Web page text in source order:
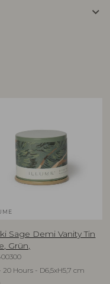
keyboard_arrow_down
Sage Demi Vanity Tin
Grün,
20 Hours - D6,5xH5,7 cm